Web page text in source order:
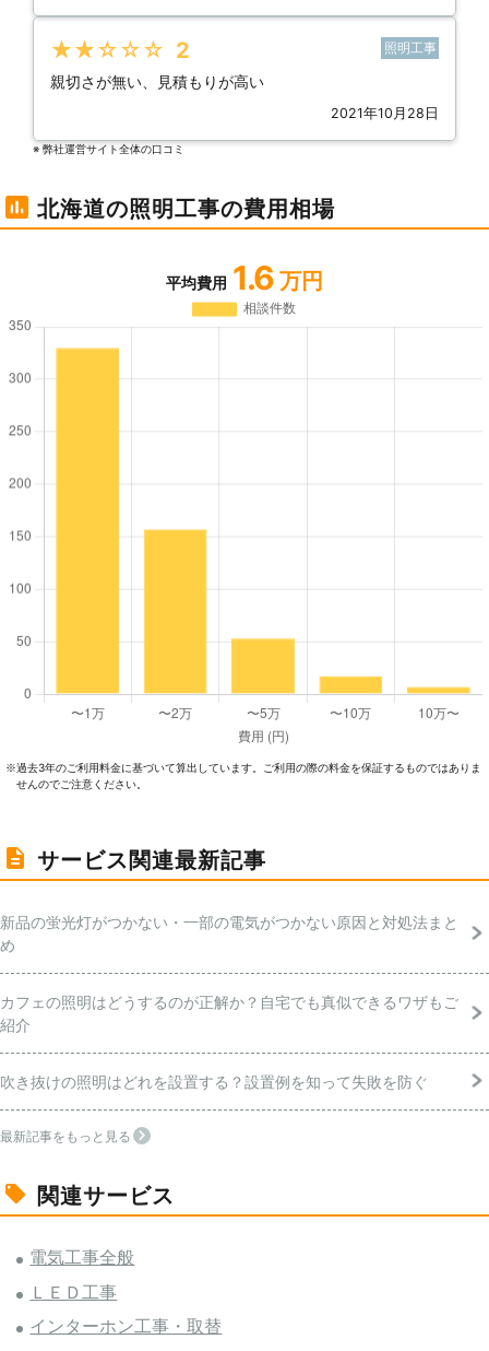
★★★★★ 2 照明工事
親切さが無い、見積もりが高い
2021年10月28日
※ 弊社運営サイト全体の⼝コミ
北海道の照明工事の費用相場
平均費用 1.6 万円
※過去3年のご利⽤料⾦に基づいて算出しています。ご利⽤の際の料⾦を保証するものではありま
せんのでご注意ください。
サービス関連最新記事
新品の蛍光灯がつかない・一部の電気がつかない原因と対処法まと
め
カフェの照明はどうするのが正解か？自宅でも真似できるワザもご
紹介
吹き抜けの照明はどれを設置する？設置例を知って失敗を防ぐ
最新記事をもっと見る
関連サービス
電気工事全般
ＬＥＤ工事
インターホン工事・取替